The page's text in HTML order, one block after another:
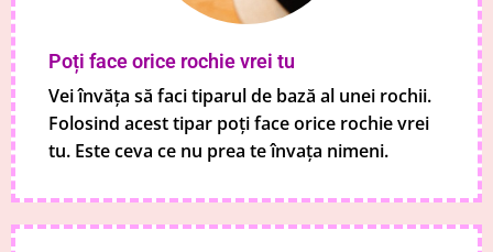
Poți face orice rochie vrei tu
Vei învăța să faci tiparul de bază al unei rochii.
Folosind acest tipar poți face orice rochie vrei
tu. Este ceva ce nu prea te învața nimeni.